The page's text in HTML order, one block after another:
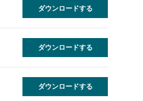
ダウンロードする
ダウンロードする
ダウンロードする